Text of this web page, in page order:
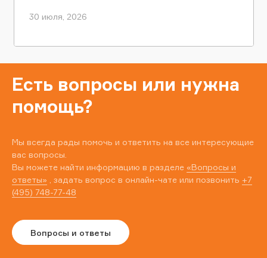
30 июля, 2026
Есть вопросы или нужна
помощь?
Мы всегда рады помочь и ответить на все интересующие
вас вопросы.
Вы можете найти информацию в разделе «Вопросы и
ответы» , задать вопрос в онлайн-чате или позвонить +7
(495) 748-77-48
Вопросы и ответы